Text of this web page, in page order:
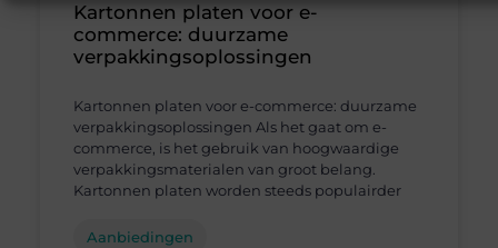
Kartonnen platen voor e-
commerce: duurzame
verpakkingsoplossingen
Kartonnen platen voor e-commerce: duurzame
verpakkingsoplossingen Als het gaat om e-
commerce, is het gebruik van hoogwaardige
verpakkingsmaterialen van groot belang.
Kartonnen platen worden steeds populairder
Aanbiedingen